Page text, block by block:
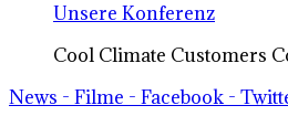
Unsere Konferenz
Cool Climate Customers
News - Filme - Facebook -